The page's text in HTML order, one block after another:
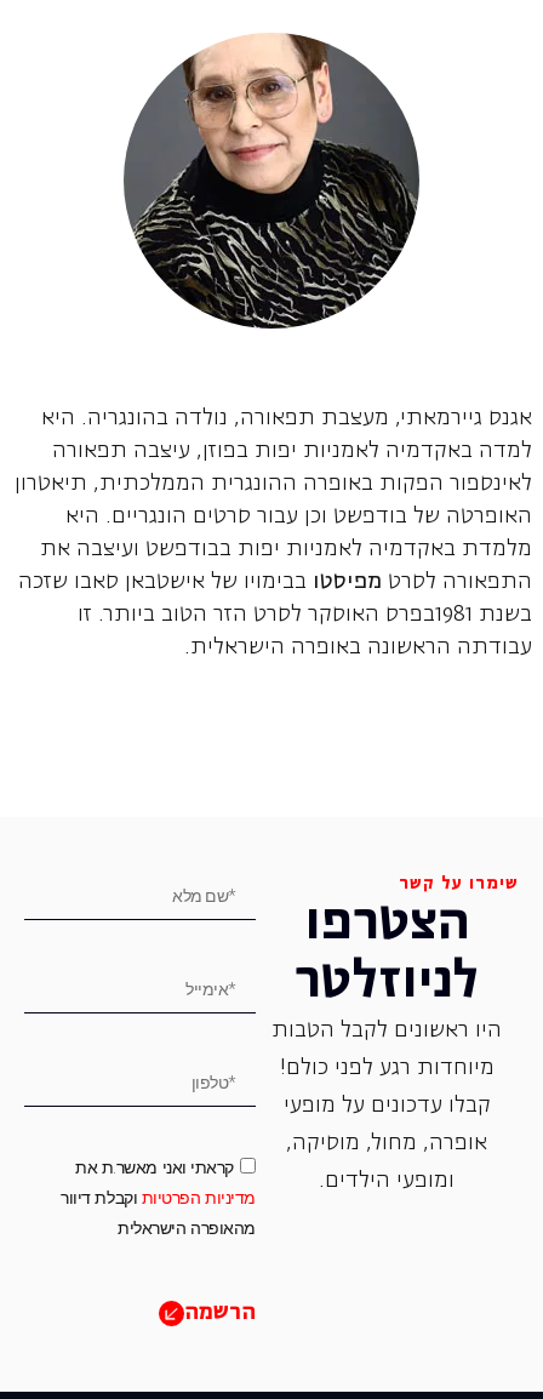
אגנס גיירמאתי, מעצבת תפאורה, נולדה בהונגריה. היא
למדה באקדמיה לאמניות יפות בפוזן, עיצבה תפאורה
לאינספור הפקות באופרה ההונגרית הממלכתית, תיאטרון
האופרטה של בודפשט וכן עבור סרטים הונגריים. היא
מלמדת באקדמיה לאמניות יפות בבודפשט ועיצבה את
התפאורה לסרט מפיסטו בבימויו של אישטבאן סאבו שזכה
בשנת 1981בפרס האוסקר לסרט הזר הטוב ביותר. זו
עבודתה הראשונה באופרה הישראלית.
שימרו על קשר
הצטרפו
לניוזלטר
היו ראשונים לקבל הטבות
מיוחדות רגע לפני כולם!
קבלו עדכונים על מופעי
אופרה, ‏מחול, ‏מוסיקה,
ומופעי הילדים.
קראתי ואני מאשר.ת את
מדיניות הפרטיות וקבלת דיוור
מהאופרה הישראלית
הרשמה